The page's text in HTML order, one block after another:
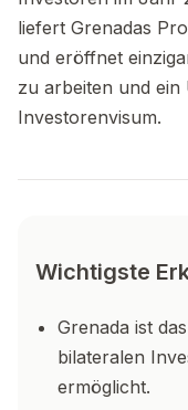
liefert Grenadas
und eröffnet
zu arbeiten und
Investorenvisum.
Wichtigste
Grenada ist das
bilateralen
ermöglicht.